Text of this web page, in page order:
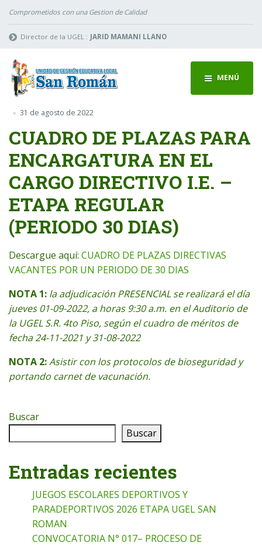
Comprometidos con una Gestion de Calidad
Director de la UGEL : JARID MAMANI LLANO
MENÚ
31 de agosto de 2022
CUADRO DE PLAZAS PARA
ENCARGATURA EN EL
CARGO DIRECTIVO I.E. –
ETAPA REGULAR
(PERIODO 30 DIAS)
Descargue aquí: CUADRO DE PLAZAS DIRECTIVAS
VACANTES POR UN PERIODO DE 30 DIAS
NOTA 1: la adjudicación PRESENCIAL se realizará el día
jueves 01-09-2022, a horas 9:30 a.m. en el Auditorio de
la UGEL S.R. 4to Piso, según el cuadro de méritos de
fecha 24-11-2021 y 31-08-2022
NOTA 2:Asistir con los protocolos de bioseguridad y
portando carnet de vacunación.
Buscar
Buscar
Entradas recientes
JUEGOS ESCOLARES DEPORTIVOS Y
PARADEPORTIVOS 2026 ETAPA UGEL SAN
ROMAN
CONVOCATORIA N° 017– PROCESO DE